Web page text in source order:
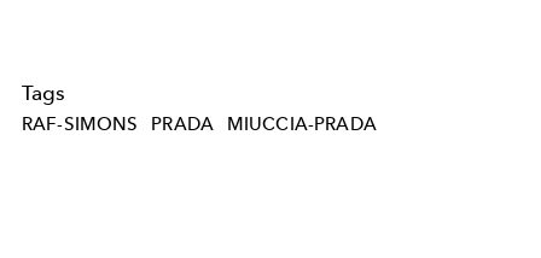
Tags
RAF-SIMONS PRADA MIUCCIA-PRADA